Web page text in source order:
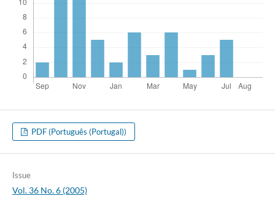
PDF (Português (Portugal))
Issue
Vol. 36 No. 6 (2005)